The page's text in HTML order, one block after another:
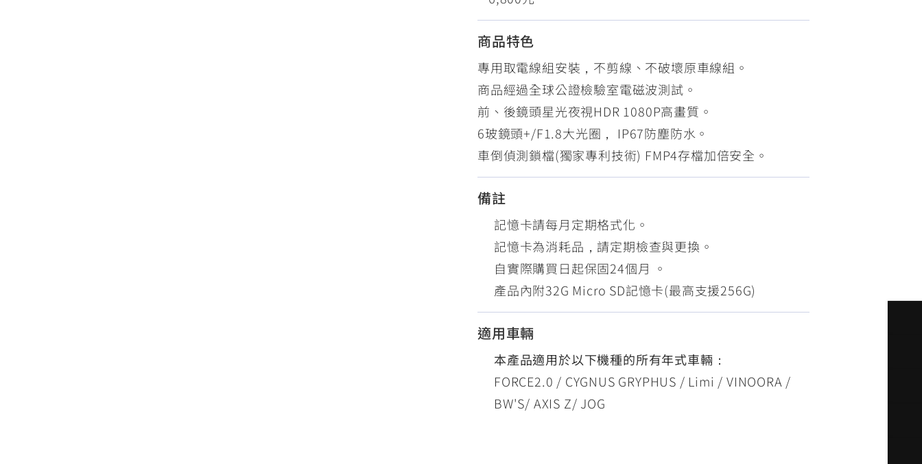
商品特色
專用取電線組安裝，不剪線、不破壞原車線組。
商品經過全球公證檢驗室電磁波測試。
前、後鏡頭星光夜視HDR 1080P高畫質。
6玻鏡頭+/F1.8大光圈， IP67防塵防水。
車倒偵測鎖檔(獨家專利技術) FMP4存檔加倍安全。
備註
記憶卡請每月定期格式化。
記憶卡為消耗品，請定期檢查與更換。
自實際購買日起保固24個月 。
產品內附32G Micro SD記憶卡(最高支援256G)
適用車輛
本產品適用於以下機種的所有年式車輛：
FORCE2.0 / CYGNUS GRYPHUS / Limi / VINOORA /
BW'S/ AXIS Z/ JOG